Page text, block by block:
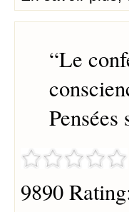
“Le
Pensées
9890